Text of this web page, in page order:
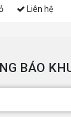
Liên hệ
BÁO